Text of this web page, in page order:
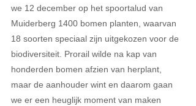
we 12 december op het spoortalud van
Muiderberg 1400 bomen planten, waarvan
18 soorten speciaal zijn uitgekozen voor de
biodiversiteit. Prorail wilde na kap van
honderden bomen afzien van herplant,
maar de aanhouder wint en daarom gaan
we er een heuglijk moment van maken